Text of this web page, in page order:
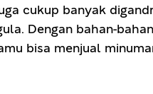
cukup banyak
Dengan bahan-
bisa menjual